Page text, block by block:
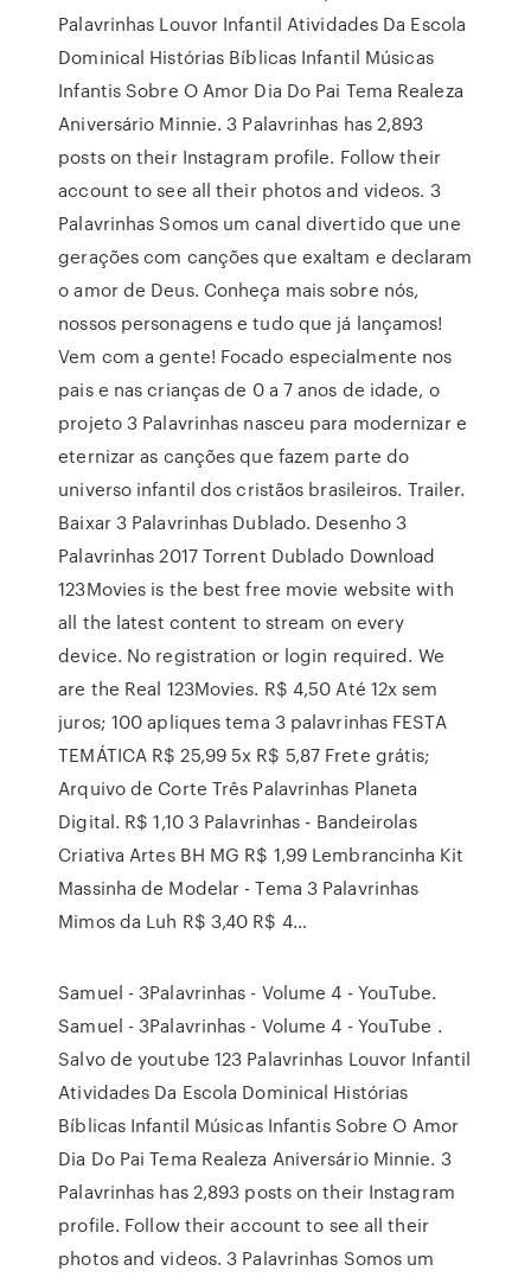
Palavrinhas Louvor Infantil Atividades Da Escola
Dominical Histórias Bíblicas Infantil Músicas
Infantis Sobre O Amor Dia Do Pai Tema Realeza
Aniversário Minnie. 3 Palavrinhas has 2,893
posts on their Instagram profile. Follow their
account to see all their photos and videos. 3
Palavrinhas Somos um canal divertido que une
gerações com canções que exaltam e declaram
o amor de Deus. Conheça mais sobre nós,
nossos personagens e tudo que já lançamos!
Vem com a gente! Focado especialmente nos
pais e nas crianças de 0 a 7 anos de idade, o
projeto 3 Palavrinhas nasceu para modernizar e
eternizar as canções que fazem parte do
universo infantil dos cristãos brasileiros. Trailer.
Baixar 3 Palavrinhas Dublado. Desenho 3
Palavrinhas 2017 Torrent Dublado Download
123Movies is the best free movie website with
all the latest content to stream on every
device. No registration or login required. We
are the Real 123Movies. R$ 4,50 Até 12x sem
juros; 100 apliques tema 3 palavrinhas FESTA
TEMÁTICA R$ 25,99 5x R$ 5,87 Frete grátis;
Arquivo de Corte Três Palavrinhas Planeta
Digital. R$ 1,10 3 Palavrinhas - Bandeirolas
Criativa Artes BH MG R$ 1,99 Lembrancinha Kit
Massinha de Modelar - Tema 3 Palavrinhas
Mimos da Luh R$ 3,40 R$ 4…
Samuel - 3Palavrinhas - Volume 4 - YouTube.
Samuel - 3Palavrinhas - Volume 4 - YouTube .
Salvo de youtube 123 Palavrinhas Louvor Infantil
Atividades Da Escola Dominical Histórias
Bíblicas Infantil Músicas Infantis Sobre O Amor
Dia Do Pai Tema Realeza Aniversário Minnie. 3
Palavrinhas has 2,893 posts on their Instagram
profile. Follow their account to see all their
photos and videos. 3 Palavrinhas Somos um